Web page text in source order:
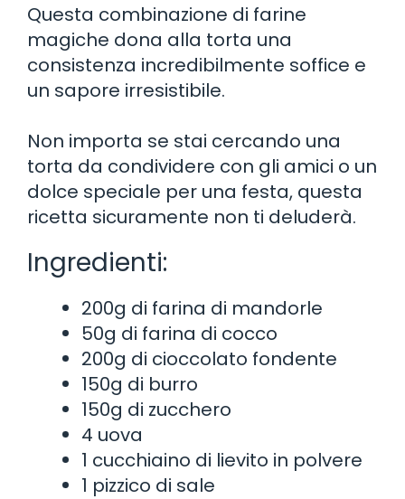
Questa combinazione di farine
magiche dona alla torta una
consistenza incredibilmente soffice e
un sapore irresistibile.
Non importa se stai cercando una
torta da condividere con gli amici o un
dolce speciale per una festa, questa
ricetta sicuramente non ti deluderà.
Ingredienti:
200g di farina di mandorle
50g di farina di cocco
200g di cioccolato fondente
150g di burro
150g di zucchero
4 uova
1 cucchiaino di lievito in polvere
1 pizzico di sale